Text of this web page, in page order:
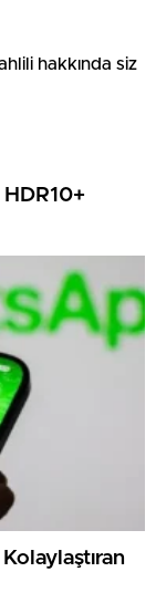
hakkında siz